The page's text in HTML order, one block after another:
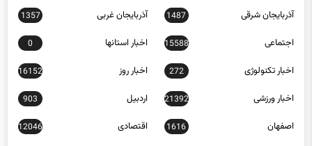
آذربایجان شرقی 1487 آذربایجان غربی 1357
اجتماعی 15588 اخبار استانها 0
اخبار تکنولوژی 272 اخبار روز 16152
اخبار ورزشی 21392 اردبیل 903
اصفهان 1616 اقتصادی 12046